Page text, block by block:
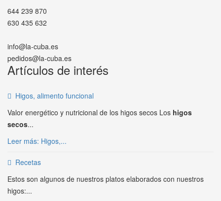
644 239 870
630 435 632
info@la-cuba.es
pedidos@la-cuba.es
Artículos de interés
Higos, alimento funcional
Valor energético y nutricional de los higos secos Los higos
secos...
Leer más: Higos,...
Recetas
Estos son algunos de nuestros platos elaborados con nuestros
higos:...